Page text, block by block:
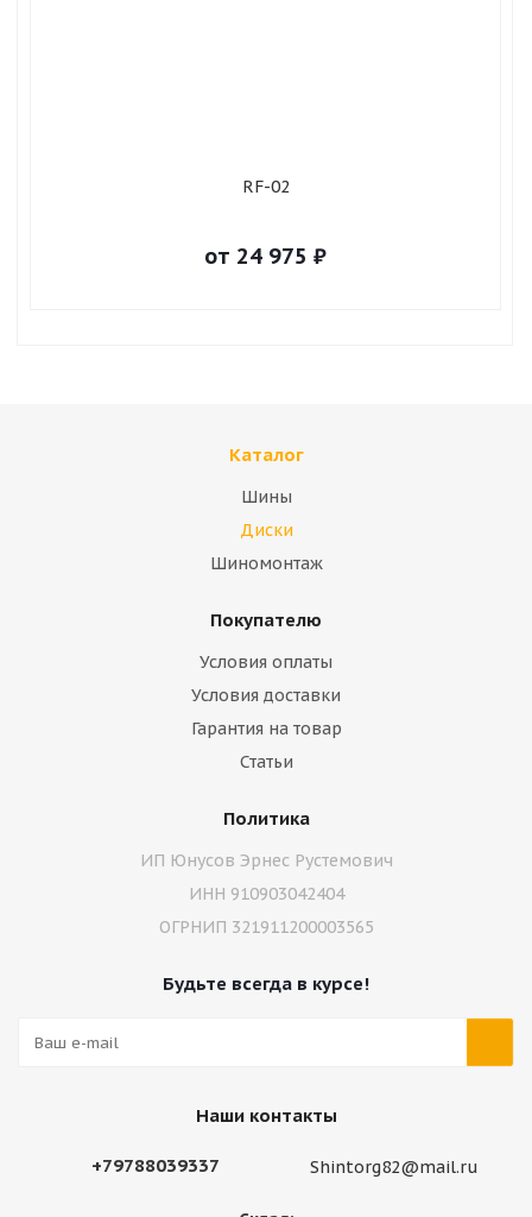
RF-02
от 24 975 ₽
Каталог
Шины
Диски
Шиномонтаж
Покупателю
Условия оплаты
Условия доставки
Гарантия на товар
Статьи
Политика
ИП Юнусов Эрнес Рустемович
ИНН 910903042404
ОГРНИП 321911200003565
Будьте всегда в курсе!
Наши контакты
+79788039337 Shintorg82@mail.ru